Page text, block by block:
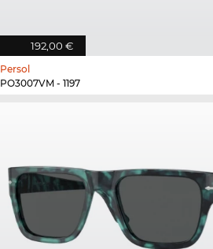
192,00 €
Persol
PO3007VM - 1197